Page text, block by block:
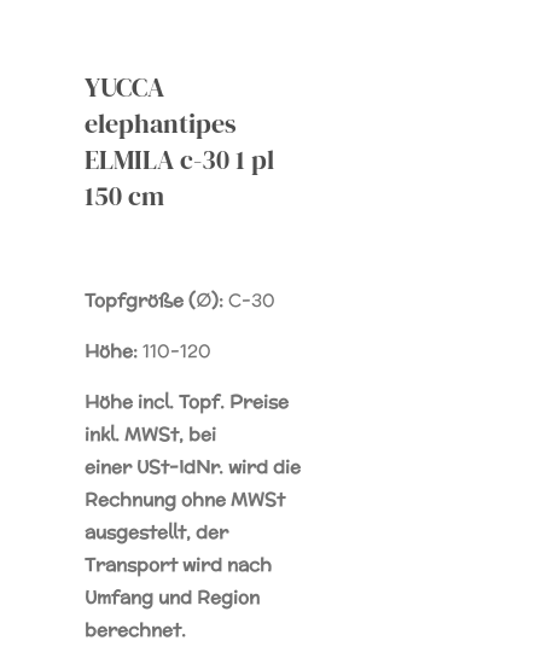
YUCCA
elephantipes
ELMILA c-30 1 pl
150 cm
Topfgröße (∅):C-30
Höhe:110-120
Höhe incl. Topf. Preise
inkl. MWSt, bei
einerUSt-IdNr.wird die
Rechnung ohne MWSt
ausgestellt, der
Transport wird nach
Umfang und Region
berechnet.